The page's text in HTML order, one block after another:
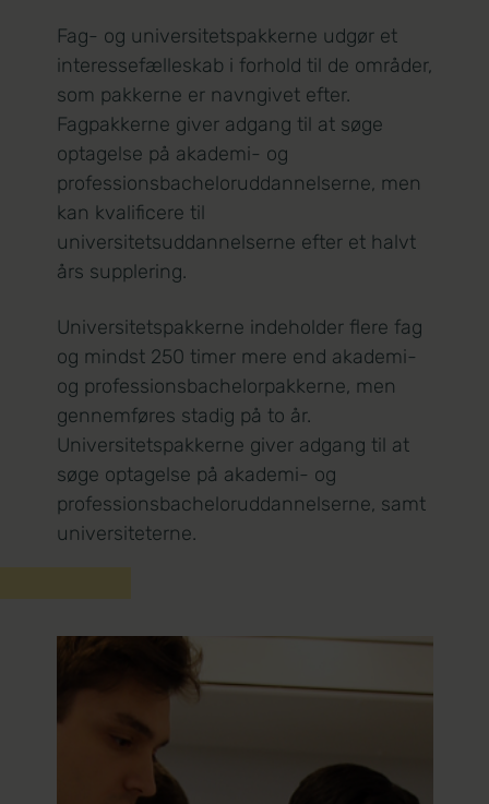
Fag- og universitetspakkerne udgør et
interessefælleskab i forhold til de områder,
som pakkerne er navngivet efter.
Fagpakkerne giver adgang til at søge
optagelse på akademi- og
professionsbacheloruddannelserne, men
kan kvalificere til
universitetsuddannelserne efter et halvt
års supplering.
Universitetspakkerne indeholder flere fag
og mindst 250 timer mere end akademi-
og professionsbachelorpakkerne, men
gennemføres stadig på to år.
Universitetspakkerne giver adgang til at
søge optagelse på akademi- og
professionsbacheloruddannelserne, samt
universiteterne.